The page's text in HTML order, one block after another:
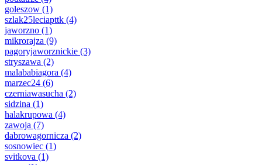
goleszow (1)
szlak25leciapttk (4)
jaworzno (1)
mikrorajza (9)
pagoryjaworznickie (3)
stryszawa (2)
malababiagora (4)
marzec24 (6)
czerniawasucha (2)
sidzina (1)
halakrupowa (4)
zawoja (7)
dabrowagornicza (2)
sosnowiec (1)
svitkova (1)